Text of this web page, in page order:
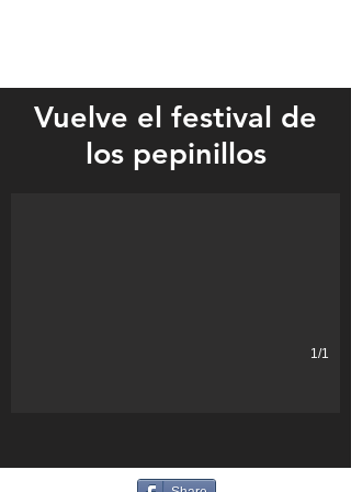
Vuelve el festival de
los pepinillos
The Hewitt Pickle Fest returns this year July
1/1